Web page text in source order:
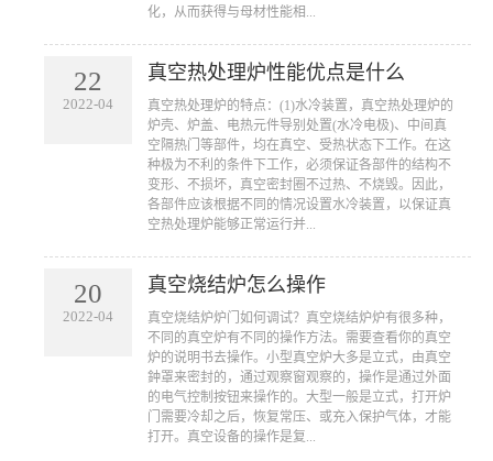
化，从而获得与母材性能相...
22
2022-04
真空热处理炉性能优点是什么
​真空热处理炉的特点：(1)水冷装置，真空热处理炉的
炉壳、炉盖、电热元件导别处置(水冷电极)、中间真
空隔热门等部件，均在真空、受热状态下工作。在这
种极为不利的条件下工作，必须保证各部件的结构不
变形、不损坏，真空密封圈不过热、不烧毁。因此，
各部件应该根据不同的情况设置水冷装置，以保证真
空热处理炉能够正常运行并...
20
2022-04
真空烧结炉怎么操作
​真空烧结炉炉门如何调试？真空烧结炉炉有很多种，
不同的真空炉有不同的操作方法。需要查看你的真空
炉的说明书去操作。小型真空炉大多是立式，由真空
鈡罩来密封的，通过观察窗观察的，操作是通过外面
的电气控制按钮来操作的。大型一般是立式，打开炉
门需要冷却之后，恢复常压、或充入保护气体，才能
打开。真空设备的操作是复...